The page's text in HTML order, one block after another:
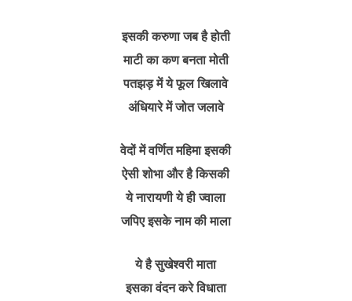
इसकी करुणा जब है होती
माटी का कण बनता मोती
पतझड़ में ये फूल खिलावे
अंधियारे में जोत जलावे
वेदों में वर्णित महिमा इसकी
ऐसी शोभा और है किसकी
ये नारायणी ये ही ज्वाला
जपिए इसके नाम की माला
ये है सुखेश्वरी माता
इसका वंदन करे विधाता